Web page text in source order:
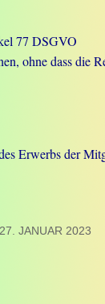
77 DSGVO
ohne dass
Erwerbs der
27. JANUAR 2023